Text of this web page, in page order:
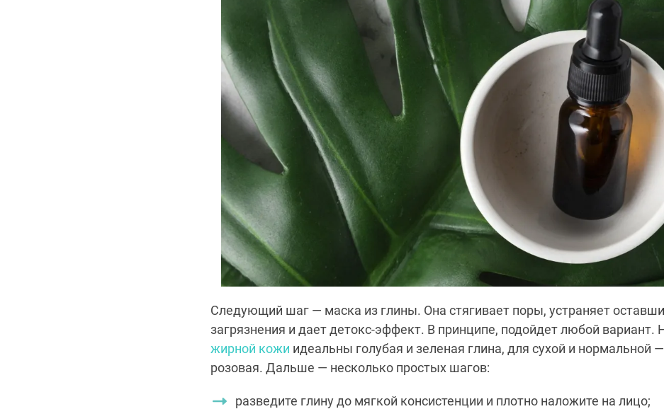
Следующий шаг — маска из глины. Она стягивает поры, устраняет
загрязнения и дает детокс-эффект. В принципе, подойдет любой вариант.
жирной кожи идеальны голубая и зеленая глина, для сухой и нормальной
розовая. Дальше — несколько простых шагов:
разведите глину до мягкой консистенции и плотно наложите на лицо;